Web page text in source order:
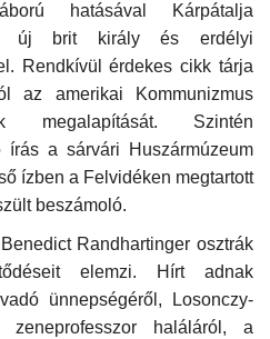
hatásával Kárpátalja
új brit király és erdélyi
Rendkívül érdekes cikk tárja
az amerikai Kommunizmus
megalapítását. Szintén
írás a sárvári Huszármúzeum
ízben a Felvidéken megtartott
beszámoló.
Randhartinger osztrák
elemzi. Hírt adnak
ünnepségéről, Losonczy-
zeneprofesszor haláláról, a